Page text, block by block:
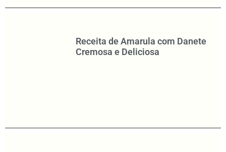
Receita de Amarula com Danete
Cremosa e Deliciosa